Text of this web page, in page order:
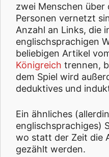
zwei Menschen
Personen vernetzt
Anzahl an Links, die
englischsprachigen
beliebigen Artikel
Königreich trennen,
dem Spiel wird
deduktives und
Ein ähnliches
englischsprachiges)
wo statt der Zeit die
gezählt werden.